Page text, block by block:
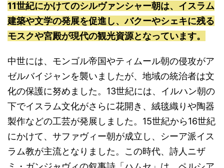
11世紀にかけてのシルヴァンシャー朝は、イスラム
建築や文学の発展を促進し、バクーやシェキに残る
モスクや宮殿が現代の観光資源となっています。
中世には、モンゴル帝国やティムール朝の侵攻がア
ゼルバイジャンを襲いましたが、地域の統治者は文
化の保護に努めました。13世紀には、イルハン朝の
下でイスラム文化がさらに花開き、絨毯織りや陶器
製作などの工芸が発展しました。15世紀から16世紀
にかけて、サファヴィー朝が成立し、シーア派イス
ラム教が主流となりました。この時代、詩人ニザ